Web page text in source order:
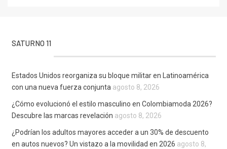
SATURNO 11
Estados Unidos reorganiza su bloque militar en Latinoamérica
con una nueva fuerza conjunta agosto 8, 2026
¿Cómo evolucionó el estilo masculino en Colombiamoda 2026?
Descubre las marcas revelación agosto 8, 2026
¿Podrían los adultos mayores acceder a un 30% de descuento
en autos nuevos? Un vistazo a la movilidad en 2026 agosto 8,